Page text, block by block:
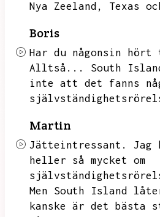
Nya Zeeland,
Texas
Boris
Har du någonsin hört
Alltså...
South
inte att det fanns
Martin
Jätteintressant.
Jag
heller så mycket om
Men South Island
kanske är det bästa